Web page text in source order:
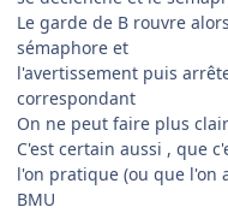
Le garde de B rouvre
sémaphore et
l'avertissement puis
correspondant
On ne peut faire plus clair
C'est certain aussi , que
l'on pratique (ou que l'on
BMU